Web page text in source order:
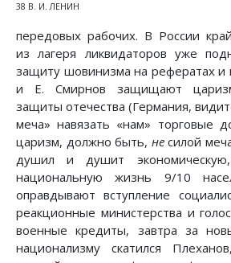
38 В. И. ЛЕНИН
передовых рабочих. В России
из лагеря ликвидаторов уже
защиту шовинизма на рефератах и
и Е. Смирнов защищают
защиты отечества (Германия,
меча» навязать «нам» торговые
царизм, должно быть, несилой
душил и душит
национальную жизнь 9/10
оправдывают вступление
реакционные министерства и
военные кредиты, завтра за
национализму скатился